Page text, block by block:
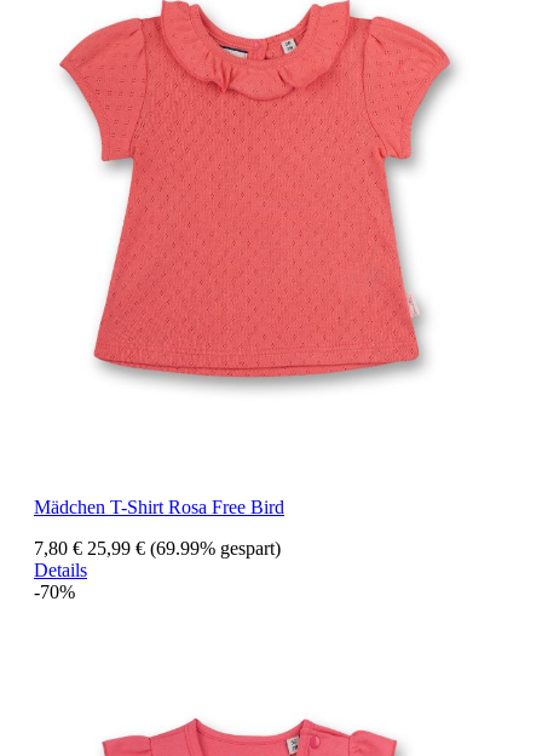
Mädchen T-Shirt Rosa Free Bird
7,80 € 25,99 € (69.99% gespart)
Details
-70%